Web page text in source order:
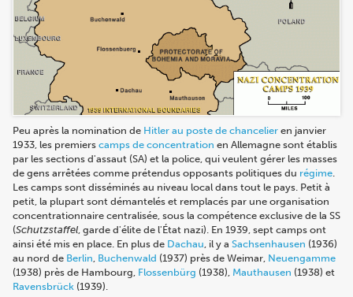
Peu après la nomination de Hitler au poste de chancelier en janvier
1933, les premiers camps de concentration en Allemagne sont établis
par les sections d'assaut (SA) et la police, qui veulent gérer les masses
de gens arrêtées comme prétendus opposants politiques du régime
Les camps sont disséminés au niveau local dans tout le pays. Petit à
petit, la plupart sont démantelés et remplacés par une organisation
concentrationnaire centralisée, sous la compétence exclusive de la SS
(Schutzstaffel , garde d'élite de l'État nazi). En 1939, sept camps ont
ainsi été mis en place. En plus de Dachau , il y a Sachsenhausen (1936)
au nord de Berlin Buchenwald (1937) près de Weimar, Neuengamme
(1938) près de Hambourg, Flossenbürg (1938), Mauthausen (1938) et
Ravensbrück (1939).